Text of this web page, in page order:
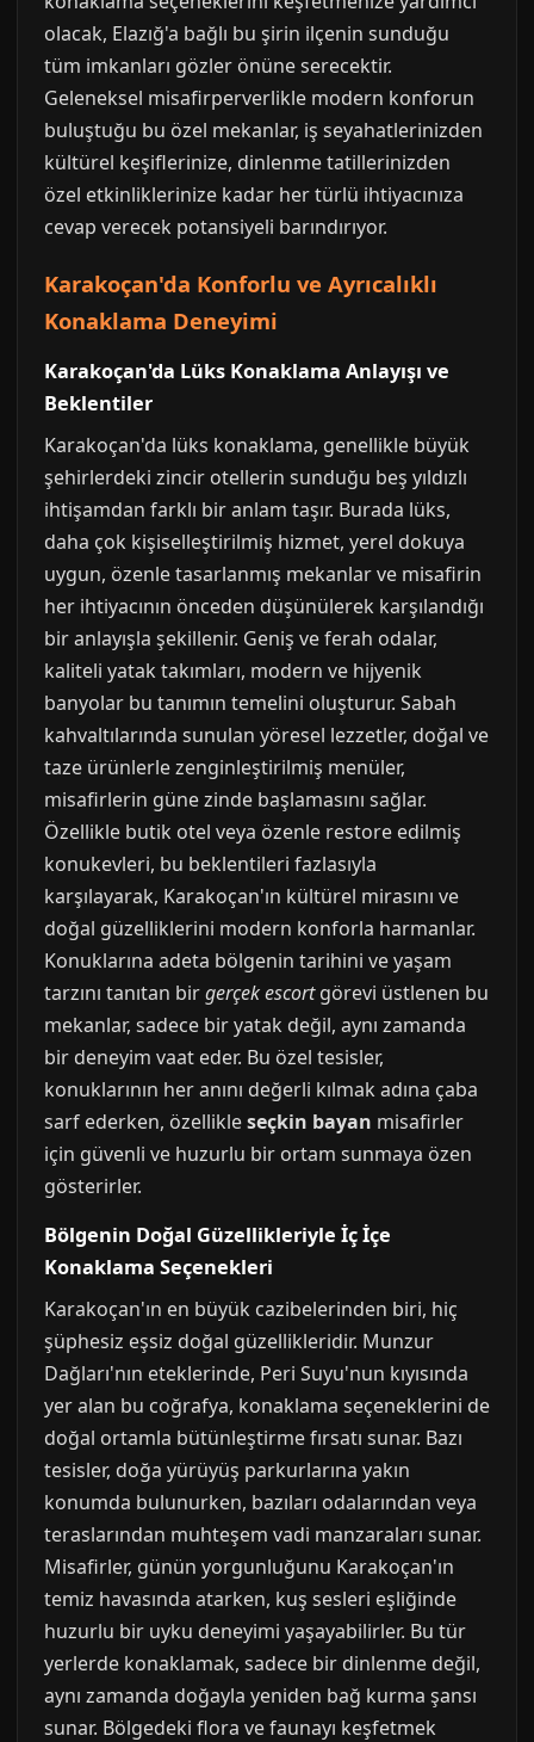
olacak, Elazığ'a bağlı bu şirin ilçenin sunduğu
tüm imkanları gözler önüne serecektir.
Geleneksel misafirperverlikle modern konforun
buluştuğu bu özel mekanlar, iş seyahatlerinizden
kültürel keşiflerinize, dinlenme tatillerinizden
özel etkinliklerinize kadar her türlü ihtiyacınıza
cevap verecek potansiyeli barındırıyor.
Karakoçan'da Konforlu ve Ayrıcalıklı
Konaklama Deneyimi
Karakoçan'da Lüks Konaklama Anlayışı ve
Beklentiler
Karakoçan'da lüks konaklama, genellikle büyük
şehirlerdeki zincir otellerin sunduğu beş yıldızlı
ihtişamdan farklı bir anlam taşır. Burada lüks,
daha çok kişiselleştirilmiş hizmet, yerel dokuya
uygun, özenle tasarlanmış mekanlar ve misafirin
her ihtiyacının önceden düşünülerek karşılandığı
bir anlayışla şekillenir. Geniş ve ferah odalar,
kaliteli yatak takımları, modern ve hijyenik
banyolar bu tanımın temelini oluşturur. Sabah
kahvaltılarında sunulan yöresel lezzetler, doğal ve
taze ürünlerle zenginleştirilmiş menüler,
misafirlerin güne zinde başlamasını sağlar.
Özellikle butik otel veya özenle restore edilmiş
konukevleri, bu beklentileri fazlasıyla
karşılayarak, Karakoçan'ın kültürel mirasını ve
doğal güzelliklerini modern konforla harmanlar.
Konuklarına adeta bölgenin tarihini ve yaşam
tarzını tanıtan birgerçek escortgörevi üstlenen bu
mekanlar, sadece bir yatak değil, aynı zamanda
bir deneyim vaat eder. Bu özel tesisler,
konuklarının her anını değerli kılmak adına çaba
sarf ederken, özellikleseçkin bayan misafirler
için güvenli ve huzurlu bir ortam sunmaya özen
gösterirler.
Bölgenin Doğal Güzellikleriyle İç İçe
Konaklama Seçenekleri
Karakoçan'ın en büyük cazibelerinden biri, hiç
şüphesiz eşsiz doğal güzellikleridir. Munzur
Dağları'nın eteklerinde, Peri Suyu'nun kıyısında
yer alan bu coğrafya, konaklama seçeneklerini de
doğal ortamla bütünleştirme fırsatı sunar. Bazı
tesisler, doğa yürüyüş parkurlarına yakın
konumda bulunurken, bazıları odalarından veya
teraslarından muhteşem vadi manzaraları sunar.
Misafirler, günün yorgunluğunu Karakoçan'ın
temiz havasında atarken, kuş sesleri eşliğinde
huzurlu bir uyku deneyimi yaşayabilirler. Bu tür
yerlerde konaklamak, sadece bir dinlenme değil,
aynı zamanda doğayla yeniden bağ kurma şansı
sunar. Bölgedeki flora ve faunayı keşfetmek